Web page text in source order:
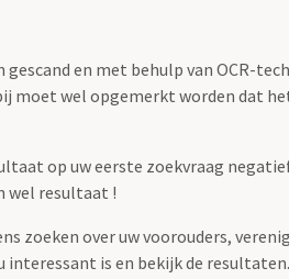
gescand en met behulp van OCR-
moet wel opgemerkt worden dat
op uw eerste zoekvraag
wel resultaat !
zoeken over uw voorouders,
interessant is en bekijk de resultaten.